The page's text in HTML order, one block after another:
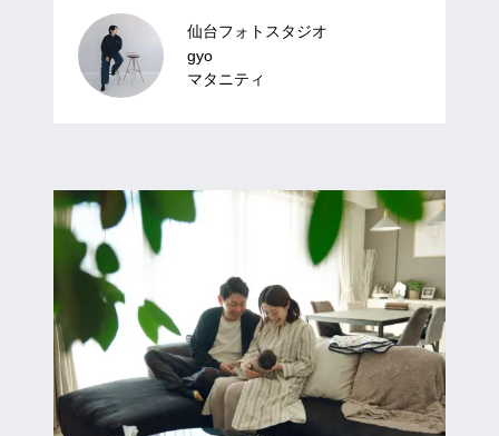
仙台フォトスタジオ
gyo
マタニティ